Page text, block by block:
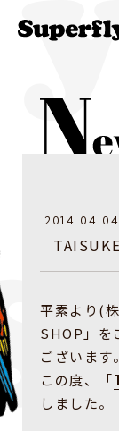
平素より(
SHOP」を
ございます。
この度、「
しました。